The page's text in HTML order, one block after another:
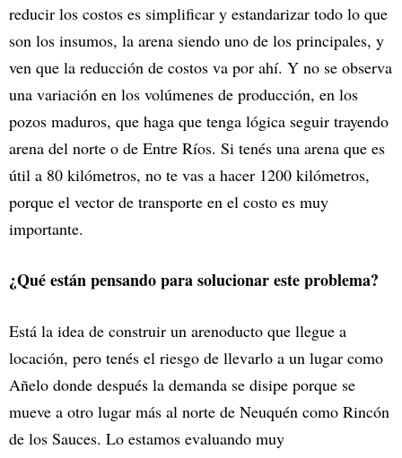
reducir los costos es simplificar y estandarizar todo lo que
son los insumos, la arena siendo uno de los principales, y
ven que la reducción de costos va por ahí. Y no se observa
una variación en los volúmenes de producción, en los
pozos maduros, que haga que tenga lógica seguir trayendo
arena del norte o de Entre Ríos. Si tenés una arena que es
útil a 80 kilómetros, no te vas a hacer 1200 kilómetros,
porque el vector de transporte en el costo es muy
importante.
¿Qué están pensando para solucionar este problema?
Está la idea de construir un arenoducto que llegue a
locación, pero tenés el riesgo de llevarlo a un lugar como
Añelo donde después la demanda se disipe porque se
mueve a otro lugar más al norte de Neuquén como Rincón
de los Sauces. Lo estamos evaluando muy